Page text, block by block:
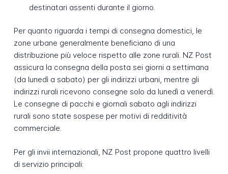
destinatari assenti durante il giorno.
Per quanto riguarda i tempi di consegna domestici, le
zone urbane generalmente beneficiano di una
distribuzione più veloce rispetto alle zone rurali. NZ Post
assicura la consegna della posta sei giorni a settimana
(da lunedì a sabato) per gli indirizzi urbani, mentre gli
indirizzi rurali ricevono consegne solo da lunedì a venerdì.
Le consegne di pacchi e giornali sabato agli indirizzi
rurali sono state sospese per motivi di redditività
commerciale.
Per gli invii internazionali, NZ Post propone quattro livelli
di servizio principali: